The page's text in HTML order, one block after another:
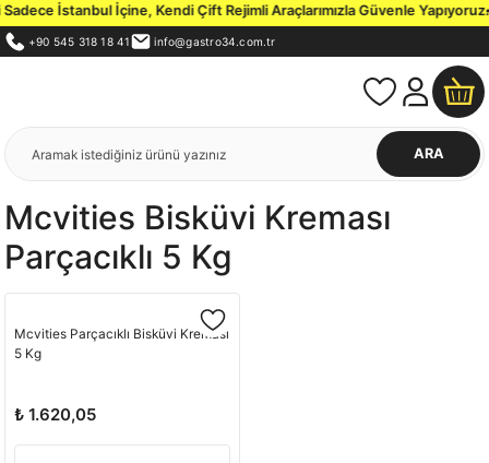
İstanbul İçine, Kendi Çift Rejimli Araçlarımızla Güvenle Yapıyoruz.
+90 545 318 18 41 info@gastro34.com.tr
ARA
Mcvities Bisküvi Kreması
Parçacıklı 5 Kg
Mcvities Parçacıklı Bisküvi Kreması
5 Kg
₺ 1.620,05